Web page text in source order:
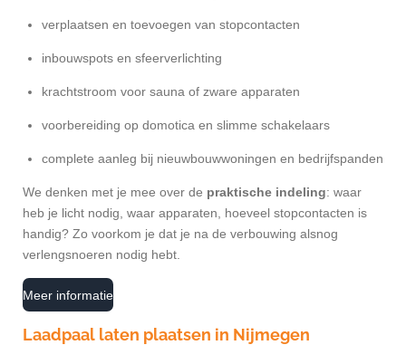
verplaatsen en toevoegen van stopcontacten
inbouwspots en sfeerverlichting
krachtstroom voor sauna of zware apparaten
voorbereiding op domotica en slimme schakelaars
complete aanleg bij nieuwbouwwoningen en bedrijfspanden
We denken met je mee over de praktische indeling: waar
heb je licht nodig, waar apparaten, hoeveel stopcontacten is
handig? Zo voorkom je dat je na de verbouwing alsnog
verlengsnoeren nodig hebt.
Meer informatie
Laadpaal laten plaatsen in Nijmegen